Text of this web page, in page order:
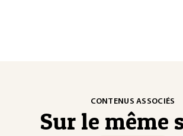
CONTENUS ASSOCIÉS
Sur le même